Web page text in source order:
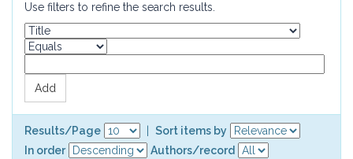
Use filters to refine the search results.
Results/Page
Sort items by
In order
Authors/record